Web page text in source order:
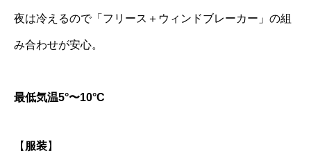
夜は冷えるので「フリース＋ウィンドブレーカー」の組
み合わせが安心。
最低気温5°〜10°C
【 服装】